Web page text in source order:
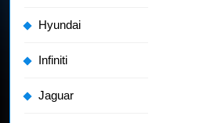
Hyundai
Infiniti
Jaguar